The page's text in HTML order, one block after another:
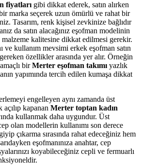
fiyatları gibi dikkat ederek, satın alırken
marka seçerek uzun ömürlü ve rahat bir
Tasarım, renk kişisel zevkinize bağlıdır
da satın alacağınız eşofman modelinin
malzeme kalitesine dikkat edilmesi gerekir.
ve kullanım mevsimi erkek eşofman satın
özellikler arasında yer alır. Örneğin
birMerter eşofman takımı yazlık
yapımında tercih edilen kumaşa dikkat
engelleyen aynı zamanda üst
kapanan Merter toptan kadın
kullanmak daha uygundur. Üst
olan modellerin kullanımı son derece
çıkarma sırasında rahat edeceğiniz hem
eşofmanınıza anahtar, cep
koyabileceğiniz cepli ve fermuarlı